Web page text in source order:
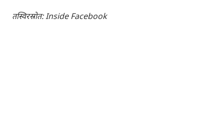
तस्विरस्रोत: Inside Facebook